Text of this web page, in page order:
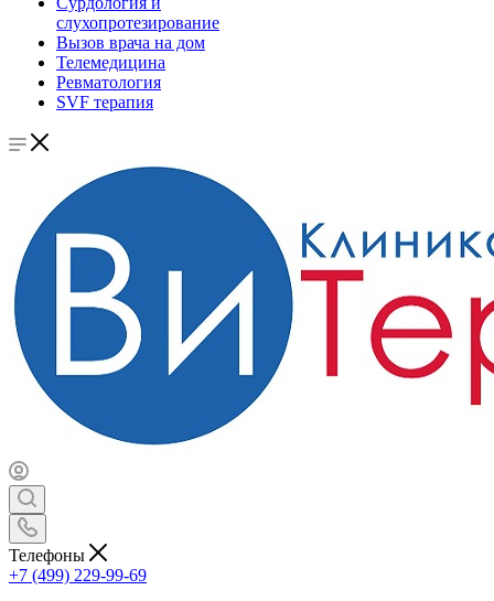
слухопротезирование
Вызов врача на дом
Телемедицина
Ревматология
SVF терапия
Телефоны
+7 (499) 229-99-69